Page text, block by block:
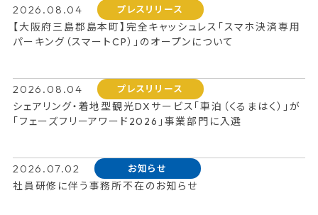
2026.08.04 プレスリリース
【大阪府三島郡島本町】完全キャッシュレス「スマホ決済専用
パーキング（スマートCP）」のオープンについて
2026.08.04 プレスリリース
シェアリング・着地型観光DXサービス「車泊（くるまはく）」が
「フェーズフリーアワード2026」事業部門に入選
2026.07.02 お知らせ
社員研修に伴う事務所不在のお知らせ